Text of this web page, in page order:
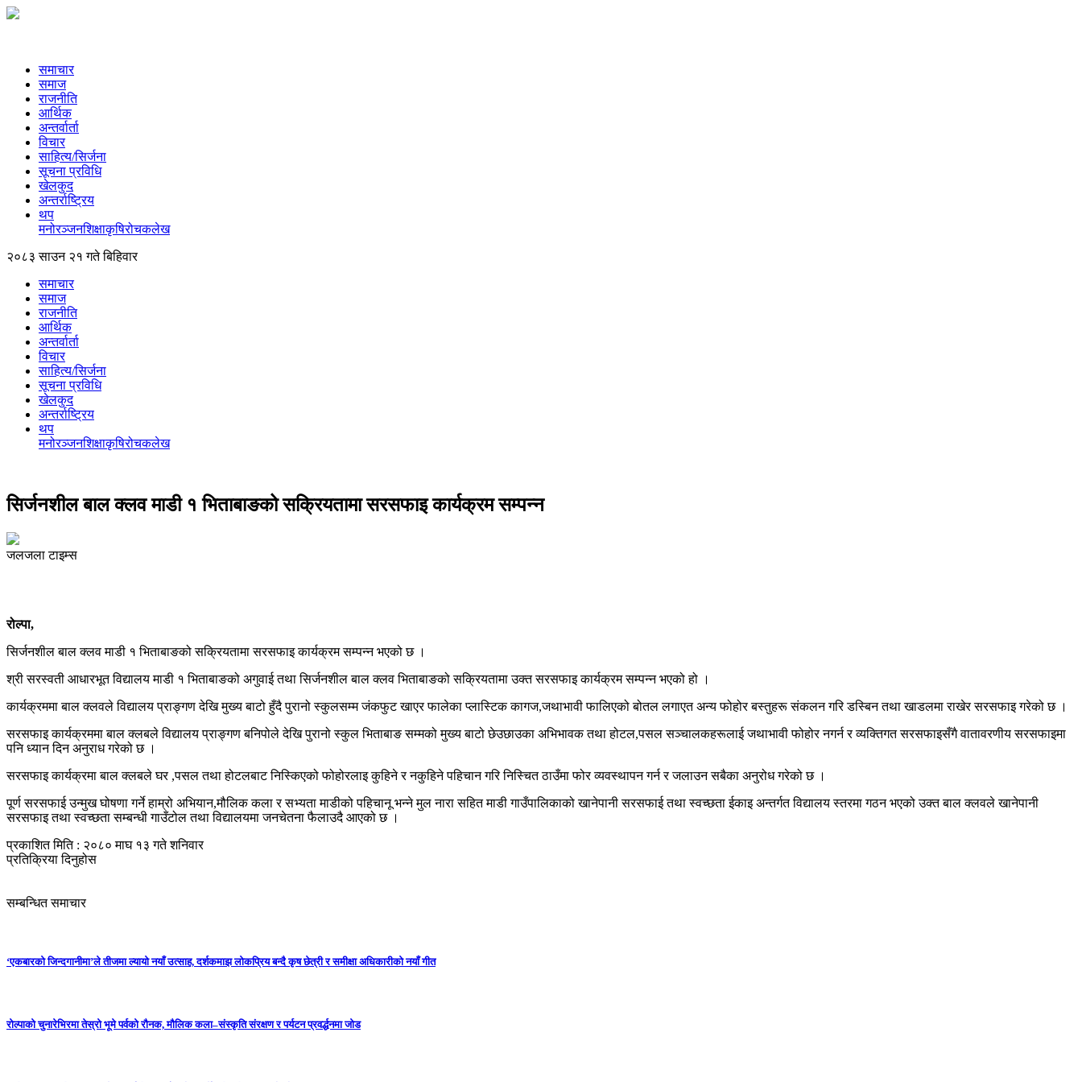
समाचार
समाज
राजनीति
आर्थिक
अन्तर्वार्ता
विचार
साहित्य/सिर्जना
सूचना प्रविधि
खेलकुद
अन्तर्राष्ट्रिय
थप
मनोरञ्‍जनशिक्षाकृषिरोचकलेख
२०८३ साउन २१ गते बिहिवार
समाचार
समाज
राजनीति
आर्थिक
अन्तर्वार्ता
विचार
साहित्य/सिर्जना
सूचना प्रविधि
खेलकुद
अन्तर्राष्ट्रिय
थप
मनोरञ्‍जनशिक्षाकृषिरोचकलेख
सिर्जनशील बाल क्लव माडी १ भिताबाङको सक्रियतामा सरसफाइ कार्यक्रम सम्पन्न
जलजला टाइम्स
रोल्पा,
सिर्जनशील बाल क्लव माडी १ भिताबाङको सक्रियतामा सरसफाइ कार्यक्रम सम्पन्न भएको छ ।
श्री सरस्वती आधारभूत विद्यालय माडी १ भिताबाङको अगुवाई तथा सिर्जनशील बाल क्लव भिताबाङको सक्रियतामा उक्त सरसफाइ कार्यक्रम सम्पन्न भएको हो ।
कार्यक्रममा बाल क्लवले विद्यालय प्राङ्गण देखि मुख्य बाटो हुँदै पुरानो स्कुलसम्म जंकफुट खाएर फालेका प्लास्टिक कागज,जथाभावी फालिएको बोतल लगाएत अन्य फोहोर बस्तुहरू संकलन गरि डस्बिन तथा खाडलमा राखेर सरसफाइ गरेको छ ।
सरसफाइ कार्यक्रममा बाल क्लबले विद्यालय प्राङ्गण बनिपोले देखि पुरानो स्कुल भिताबाङ सम्मको मुख्य बाटो छेउछाउका अभिभावक तथा होटल,पसल सञ्चालकहरूलाई जथाभावी फोहोर नगर्न र व्यक्तिगत सरसफाइसँगै वातावरणीय सरसफाइमा
पनि ध्यान दिन अनुराध गरेको छ ।
सरसफाइ कार्यक्रमा बाल क्लबले घर ,पसल तथा होटलबाट निस्किएको फोहोरलाइ कुहिने र नकुहिने पहिचान गरि निस्चित ठाउँमा फोर व्यवस्थापन गर्न र जलाउन सबैका अनुरोध गरेको छ ।
पूर्ण सरसफाई उन्मुख घोषणा गर्ने हाम्रो अभियान,मौलिक कला र सभ्यता माडीको पहिचानू भन्ने मुल नारा सहित माडी गाउँपालिकाको खानेपानी सरसफाई तथा स्वच्छता ईकाइ अन्तर्गत विद्यालय स्तरमा गठन भएको उक्त बाल क्लवले खानेपानी
सरसफाइ तथा स्वच्छता सम्बन्धी गाउँटोल तथा विद्यालयमा जनचेतना फैलाउदै आएको छ ।
प्रकाशित मिति : २०८० माघ १३ गते शनिवार
प्रतिक्रिया दिनुहोस
सम्बन्धित समाचार
‘एकबारको जिन्दगानीमा’ले तीजमा ल्यायो नयाँ उत्साह, दर्शकमाझ लोकप्रिय बन्दै कृष छेत्री र समीक्षा अधिकारीको नयाँ गीत
रोल्पाको चुनारेभिरमा तेस्रो भूमे पर्वको रौनक, मौलिक कला–संस्कृति संरक्षण र पर्यटन प्रवर्द्धनमा जोड